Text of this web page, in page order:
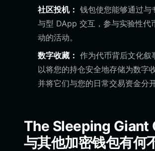
社区投机： 钱包使您能够通过与
与型 DApp 交互，参与实验性代
动的活动。
数字收藏： 作为代币背后文化叙
以将您的持仓安全地存储为数字
并将它们与您的日常交易资金分开
The Sleeping Giant
与其他加密钱包有何